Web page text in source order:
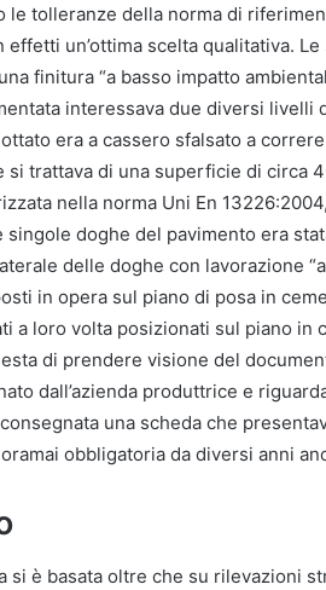
le tolleranze della norma di
effetti un’ottima scelta qualitativa.
finitura “a basso impatto
interessava due diversi livelli
era a cassero sfalsato a
si trattava di una superficie di circa
nella norma Uni En
singole doghe del pavimento era
delle doghe con lavorazione
in opera sul piano di posa in
a loro volta posizionati sul piano
di prendere visione del
dall’azienda produttrice e
una scheda che
obbligatoria da diversi anni
si è basata oltre che su rilevazioni